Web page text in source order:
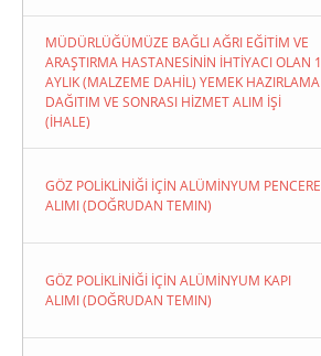
MÜDÜRLÜĞÜMÜZE BAĞLI AĞRI EĞİTİM VE
ARAŞTIRMA HASTANESİNİN İHTİYACI OLAN 1
AYLIK (MALZEME DAHİL) YEMEK HAZIRLAMA
DAĞITIM VE SONRASI HİZMET ALIM İŞİ
(İHALE)
GÖZ POLİKLİNİĞİ İÇİN ALÜMİNYUM PENCERE
ALIMI (DOĞRUDAN TEMIN)
GÖZ POLİKLİNİĞİ İÇİN ALÜMİNYUM KAPI
ALIMI (DOĞRUDAN TEMIN)